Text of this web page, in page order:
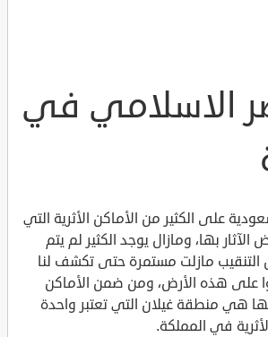
الاسلامي في
على الكثير من الأماكن الأثرية التي
بها، ومازال يوجد الكثير لم يتم
التنقيب مازلت مستمرة حتى تكشف لنا
على هذه الأرض، ومن ضمن الأماكن
هي منطقة غيلان التي تعتبر واحدة
في المملكة.